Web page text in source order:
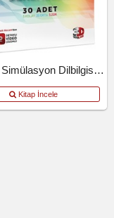
TYT 3D Simülasyon Dilbilgisi Denemeleri
Kitap İncele